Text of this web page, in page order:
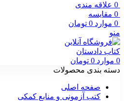
0 علاقه مندی
0 مقایسه
0 موارد 0 تومان
منو
0 موارد 0 تومان
دسته بندی محصولات
صفحه اصلی
کتب آزمونی و منابع کمکی